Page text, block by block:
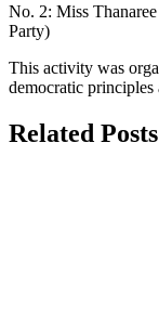
No. 2: Miss
Party)
This activity was
democratic principles
Related Posts